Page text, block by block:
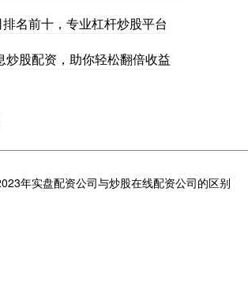
名前十，专业杠杆炒股平台
炒股配资，助你轻松翻倍收益